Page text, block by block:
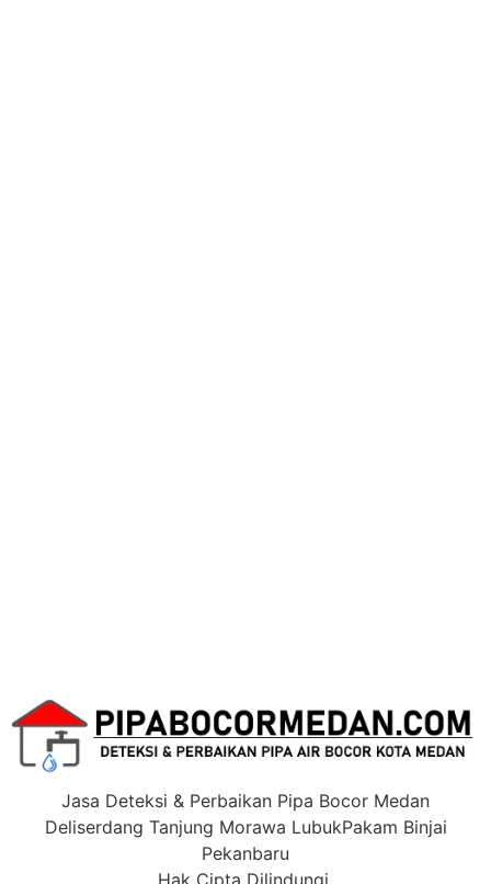
Jasa Deteksi & Perbaikan Pipa Bocor Medan
Deliserdang Tanjung Morawa LubukPakam Binjai
Pekanbaru